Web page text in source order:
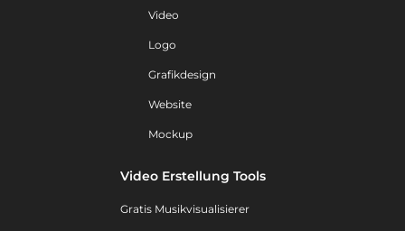
Video
Logo
Grafikdesign
Website
Mockup
Video Erstellung Tools
Gratis Musikvisualisierer